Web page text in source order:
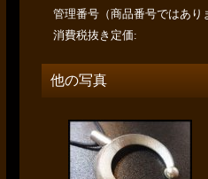
管理番号（商品番号ではあり
消費税抜き定価:
他の写真